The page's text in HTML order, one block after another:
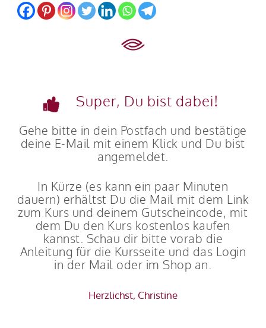
Super, Du bist dabei!
Gehe bitte in dein Postfach und bestätige
deine E-Mail mit einem Klick und Du bist
angemeldet.
In Kürze (es kann ein paar Minuten
dauern) erhältst Du die Mail mit dem Link
zum Kurs und deinem Gutscheincode, mit
dem Du den Kurs kostenlos kaufen
kannst. Schau dir bitte vorab die
Anleitung für die Kursseite und das Login
in der Mail oder im Shop an.
Herzlichst, Christine